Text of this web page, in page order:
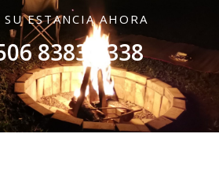
SU ESTANCIA AHORA
8383 3338